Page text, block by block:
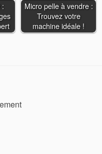
:
Micro pelle à vendre :
Trouvez votre
machine idéale !